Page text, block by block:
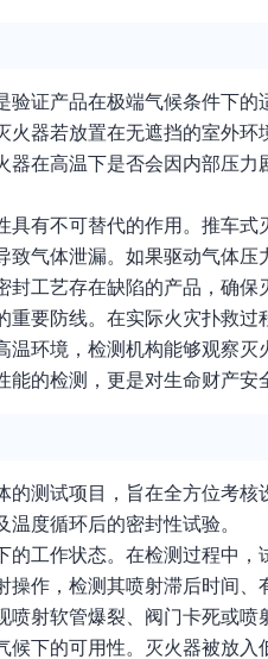
证产品在极端气候条件下
火器若放置在无遮挡的室外
器在高温下是否会因内部压
有不可替代的作用。推车
致气体泄漏。如果驱动气体
工艺存在缺陷的产品，确保
重要防线。在实际火灾扑救
环境，检测机构能够观察
的检测，更是对生命财产安
测试项目，旨在全方位考
度循环后的密封性试验。
工作状态。在检测过程中
作，检测其喷射滞后时间
射软管爆裂、阀门卡死或喷
候下的可用性。灭火器被放